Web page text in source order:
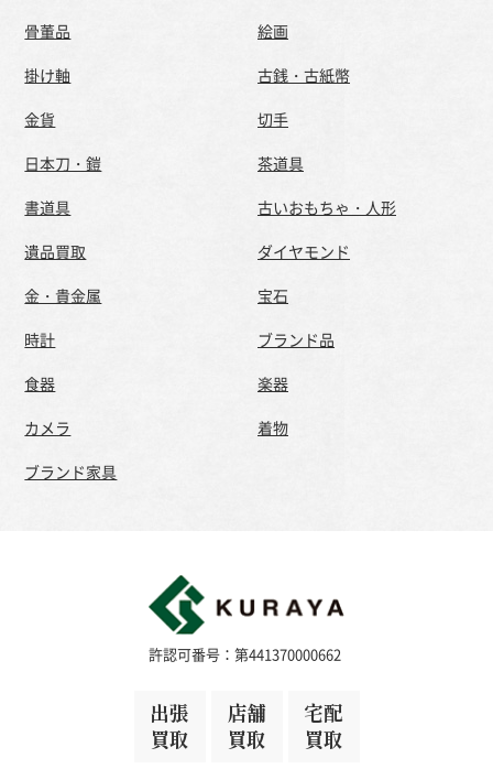
骨董品
絵画
掛け軸
古銭・古紙幣
金貨
切手
日本刀・鎧
茶道具
書道具
古いおもちゃ・人形
遺品買取
ダイヤモンド
金・貴金属
宝石
時計
ブランド品
食器
楽器
カメラ
着物
ブランド家具
許認可番号：第441370000662
出張
買取
店舗
買取
宅配
買取